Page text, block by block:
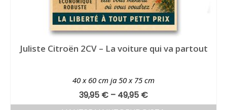
Juliste Citroën 2CV – La voiture qui va partout
40 x 60 cm ja 50 x 75 cm
39,95 € – 49,95 €